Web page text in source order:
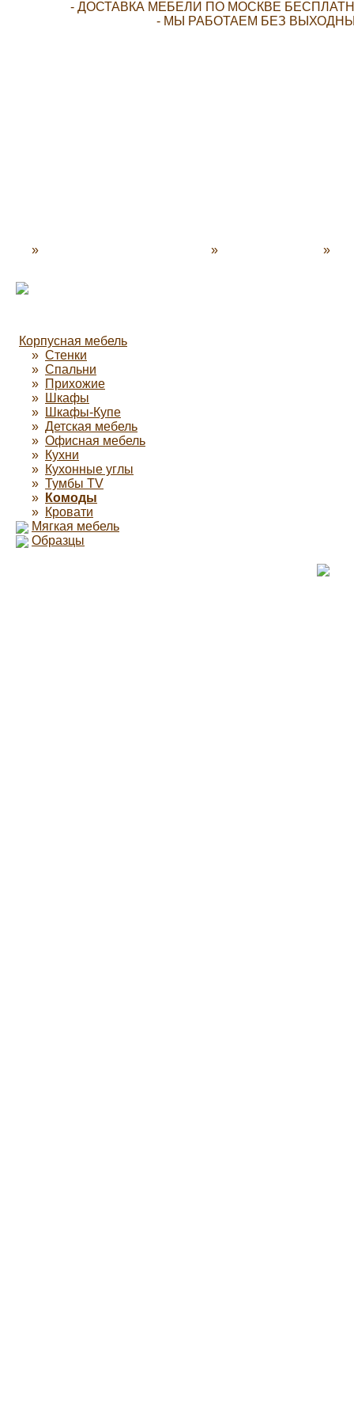
- ДОСТАВКА МЕБЕЛИ ПО МОСКВЕ
- МЫ РАБОТАЕМ БЕЗ
» » »
Корпусная мебель
» Стенки
» Спальни
» Прихожие
»
Шкафы
»
Шкафы-Купе
» Детская мебель
» Офисная мебель
» Кухни
» Кухонные углы
» Тумбы TV
»
Комоды
» Кровати
Мягкая мебель
Образцы